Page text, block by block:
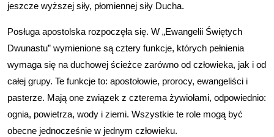
jeszcze wyższej siły, płomiennej siły Ducha.
Posługa apostolska rozpoczęła się. W „Ewangelii Świętych
Dwunastu” wymienione są cztery funkcje, których pełnienia
wymaga się na duchowej ścieżce zarówno od człowieka, jak i od
całej grupy. Te funkcje to: apostołowie, prorocy, ewangeliści i
pasterze. Mają one związek z czterema żywiołami, odpowiednio:
ognia, powietrza, wody i ziemi. Wszystkie te role mogą być
obecne jednocześnie w jednym człowieku.